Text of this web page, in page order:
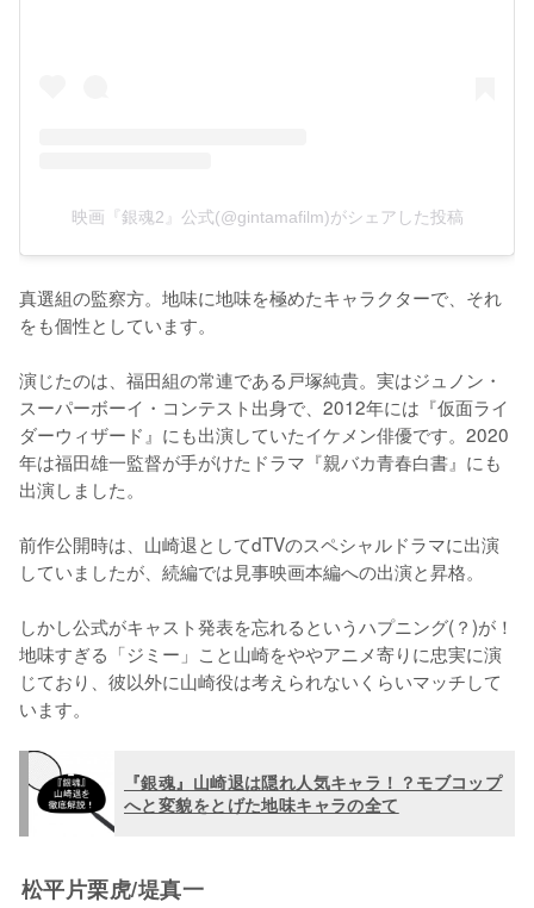
映画『銀魂2』公式(@gintamafilm)がシェアした投稿
真選組の監察方。地味に地味を極めたキャラクターで、それ
をも個性としています。
演じたのは、福田組の常連である戸塚純貴。実はジュノン・
スーパーボーイ・コンテスト出身で、2012年には『仮面ライ
ダーウィザード』にも出演していたイケメン俳優です。2020
年は福田雄一監督が手がけたドラマ『親バカ青春白書』にも
出演しました。
前作公開時は、山崎退としてdTVのスペシャルドラマに出演
していましたが、続編では見事映画本編への出演と昇格。
しかし公式がキャスト発表を忘れるというハプニング(？)が！
地味すぎる「ジミー」こと山崎をややアニメ寄りに忠実に演
じており、彼以外に山崎役は考えられないくらいマッチして
います。
『銀魂』山崎退は隠れ人気キャラ！？モブコップ
へと変貌をとげた地味キャラの全て
松平片栗虎/堤真一